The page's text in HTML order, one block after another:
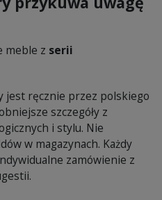
meble z serii
jest ręcznie przez polskiego
szczegóły z
i stylu. Nie
w magazynach. Każdy
zamówienie z